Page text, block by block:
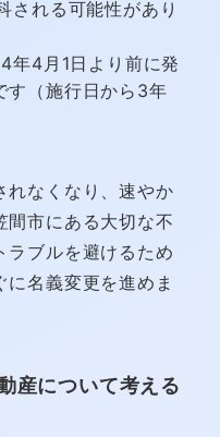
される可能性があり
年4月1日より前に発
す（施行日から3年
れなくなり、速やか
間市にある大切な不
ラブルを避けるため
名義変更を進めま
産について考える